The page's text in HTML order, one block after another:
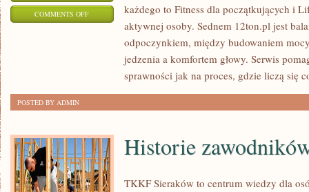
COMMENTS OFFON
PREWENCJA
każdego to Fitness dla początkujących i
aktywnej osoby. Sednem 12ton.pl jest
odpoczynkiem, między budowaniem
jedzenia a komfortem głowy. Serwis
sprawności jak na proces, gdzie liczą się
POSTED BY ADMIN
Historie
TKKF Sieraków to centrum wiedzy dla